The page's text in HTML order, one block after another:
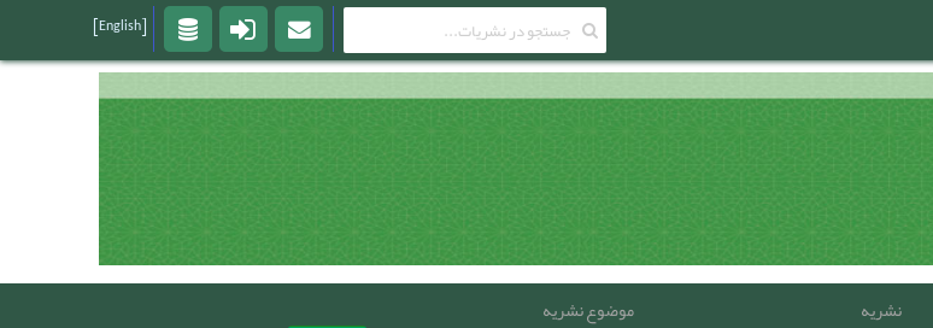
نشریه
موضوع نشریه
[English]